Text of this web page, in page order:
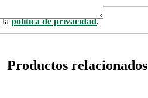
lapolítica de privacidad.
Productos relacionados